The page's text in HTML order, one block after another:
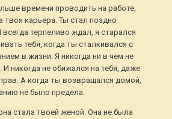
времени проводить на работе,
твоя карьера. Ты стал поздно
терпеливо ждал, я старался
тебя, когда ты сталкивался с
в жизни. Я никогда ни в чем не
И никогда не обижался на тебя, даже
А когда ты возвращался домой,
не было предела.
стала твоей женой. Она не была